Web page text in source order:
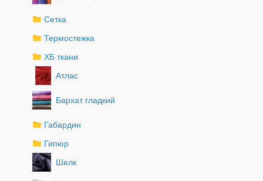
Сетка
Термостежка
ХБ ткани
Атлас
Бархат гладкий
Габардин
Гипюр
Шелк